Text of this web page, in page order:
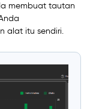
membuat tautan
alat itu sendiri.